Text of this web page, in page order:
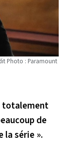
Photo : Paramount
totalement
de
série ».